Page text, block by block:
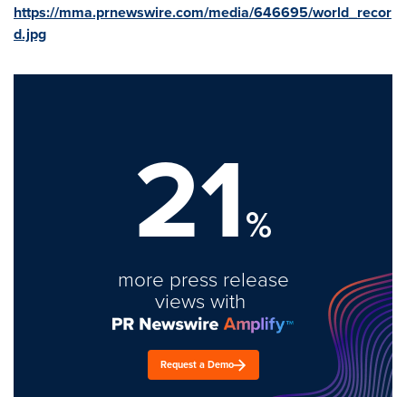
https://mma.prnewswire.com/media/646695/world_recor
d.jpg
21%
more press release
views with
Request a Demo